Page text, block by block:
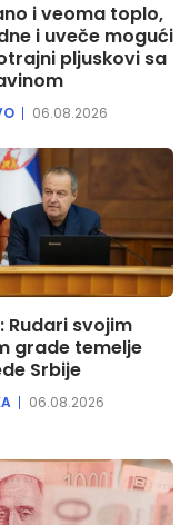
i veoma toplo,
i uveče mogući
pljuskovi sa
06.08.2026
Rudari svojim
grade temelje
Srbije
06.08.2026